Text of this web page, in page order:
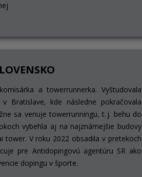
a towerrunnerka. Vyštudovala
Bratislave, kde následne pokračovala
sa venuje towerrunningu, t. j. behu do
vybehla aj na najznámejšie budovy
tower. V roku 2022 obsadila v pretekoch
pre Antidopingovú agentúru SR ako
dopingu v športe.